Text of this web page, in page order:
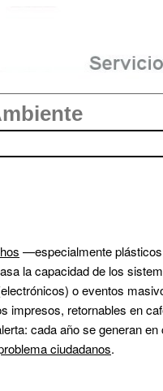
—especialmente
la capacidad de los
o eventos
impresos, retornables en
cada año se generan
ciudadanos.